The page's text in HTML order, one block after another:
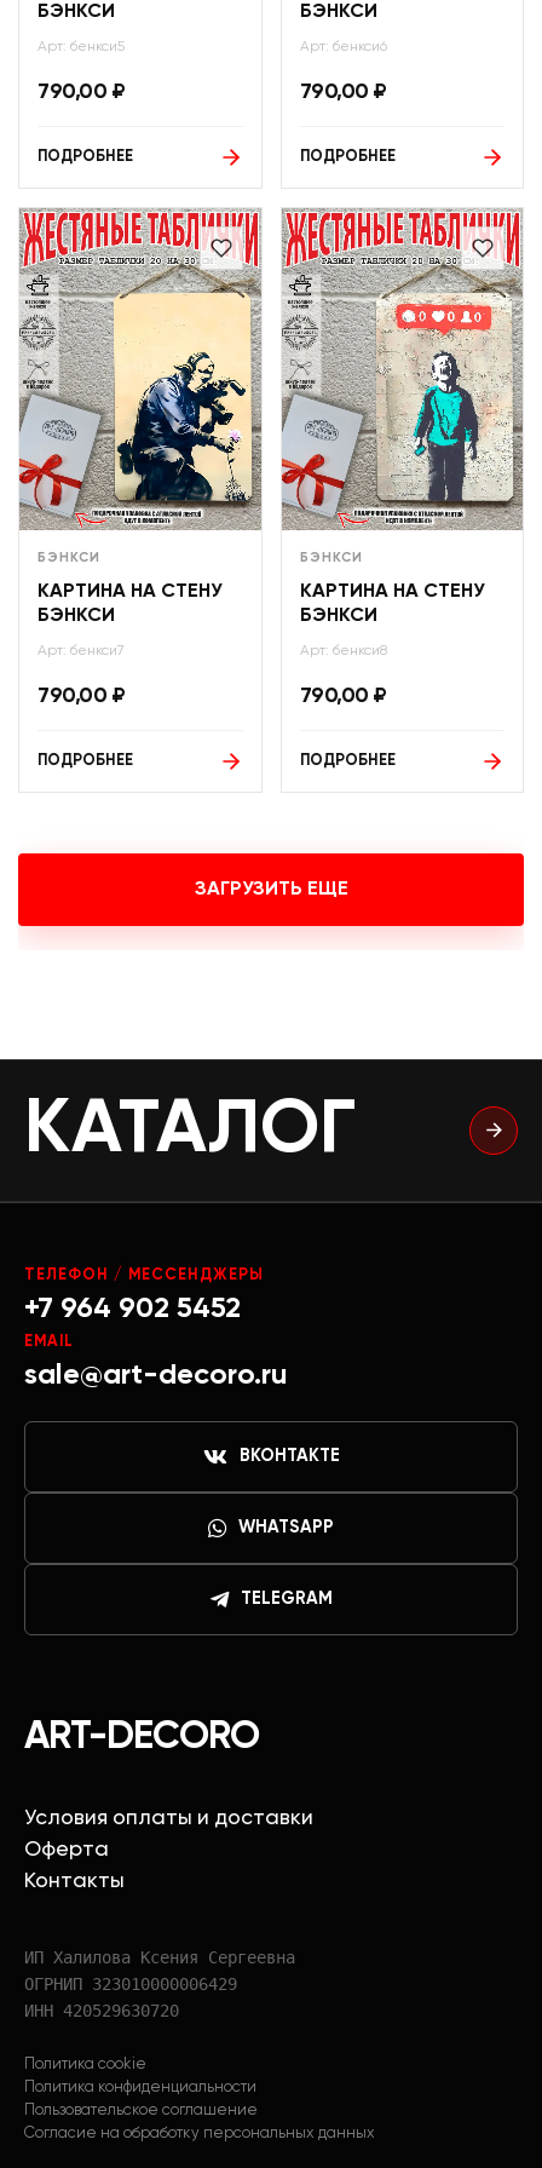
БЭНКСИ
Арт: бенкси5
790,00 ₽
ПОДРОБНЕЕ
БЭНКСИ
Арт: бенкси6
790,00 ₽
ПОДРОБНЕЕ
БЭНКСИ
КАРТИНА НА СТЕНУ
БЭНКСИ
Арт: бенкси7
790,00 ₽
ПОДРОБНЕЕ
БЭНКСИ
КАРТИНА НА СТЕНУ
БЭНКСИ
Арт: бенкси8
790,00 ₽
ПОДРОБНЕЕ
ЗАГРУЗИТЬ ЕЩЕ
КАТАЛОГ
ART-DECORO
Условия оплаты и доставки
Оферта
Контакты
ИП Халилова Ксения Сергеевна
ОГРНИП 323010000006429
ИНН 420529630720
Политика cookie
Политика конфиденциальности
Пользовательское соглашение
Согласие на обработку персональных данных
ТЕЛЕФОН / МЕССЕНДЖЕРЫ
+7 964 902 5452
EMAIL
sale@art-decoro.ru
ВКОНТАКТЕ
WHATSAPP
TELEGRAM